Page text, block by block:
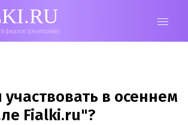
фиалок (сенполий)
участвовать в осеннем
Fialki.ru"?